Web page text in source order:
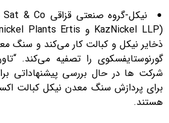
ذخایر نیکل و کبالت کار می‌کند و سنگ
گورنوستایفسکوی را تصفیه می‌کند.
شرکت ها در حال بررسی پیشنهاداتی
برای پردازش سنگ معدن نیکل کبالت
هستند.